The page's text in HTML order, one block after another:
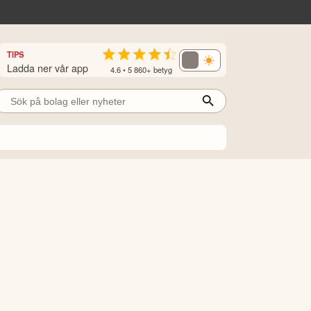
TIPS
Ladda ner vår app 4.6 • 5 860+ betyg